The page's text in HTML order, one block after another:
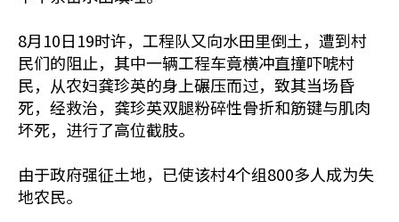
8月10日19时许，工程队又向水田里倒土，遭到村
民们的阻止，其中一辆工程车竟横冲直撞吓唬村
民，从农妇龚珍英的身上碾压而过，致其当场昏
死，经救治，龚珍英双腿粉碎性骨折和筋键与肌肉
坏死，进行了高位截肢。
由于政府强征土地，已使该村4个组800多人成为失
地农民。